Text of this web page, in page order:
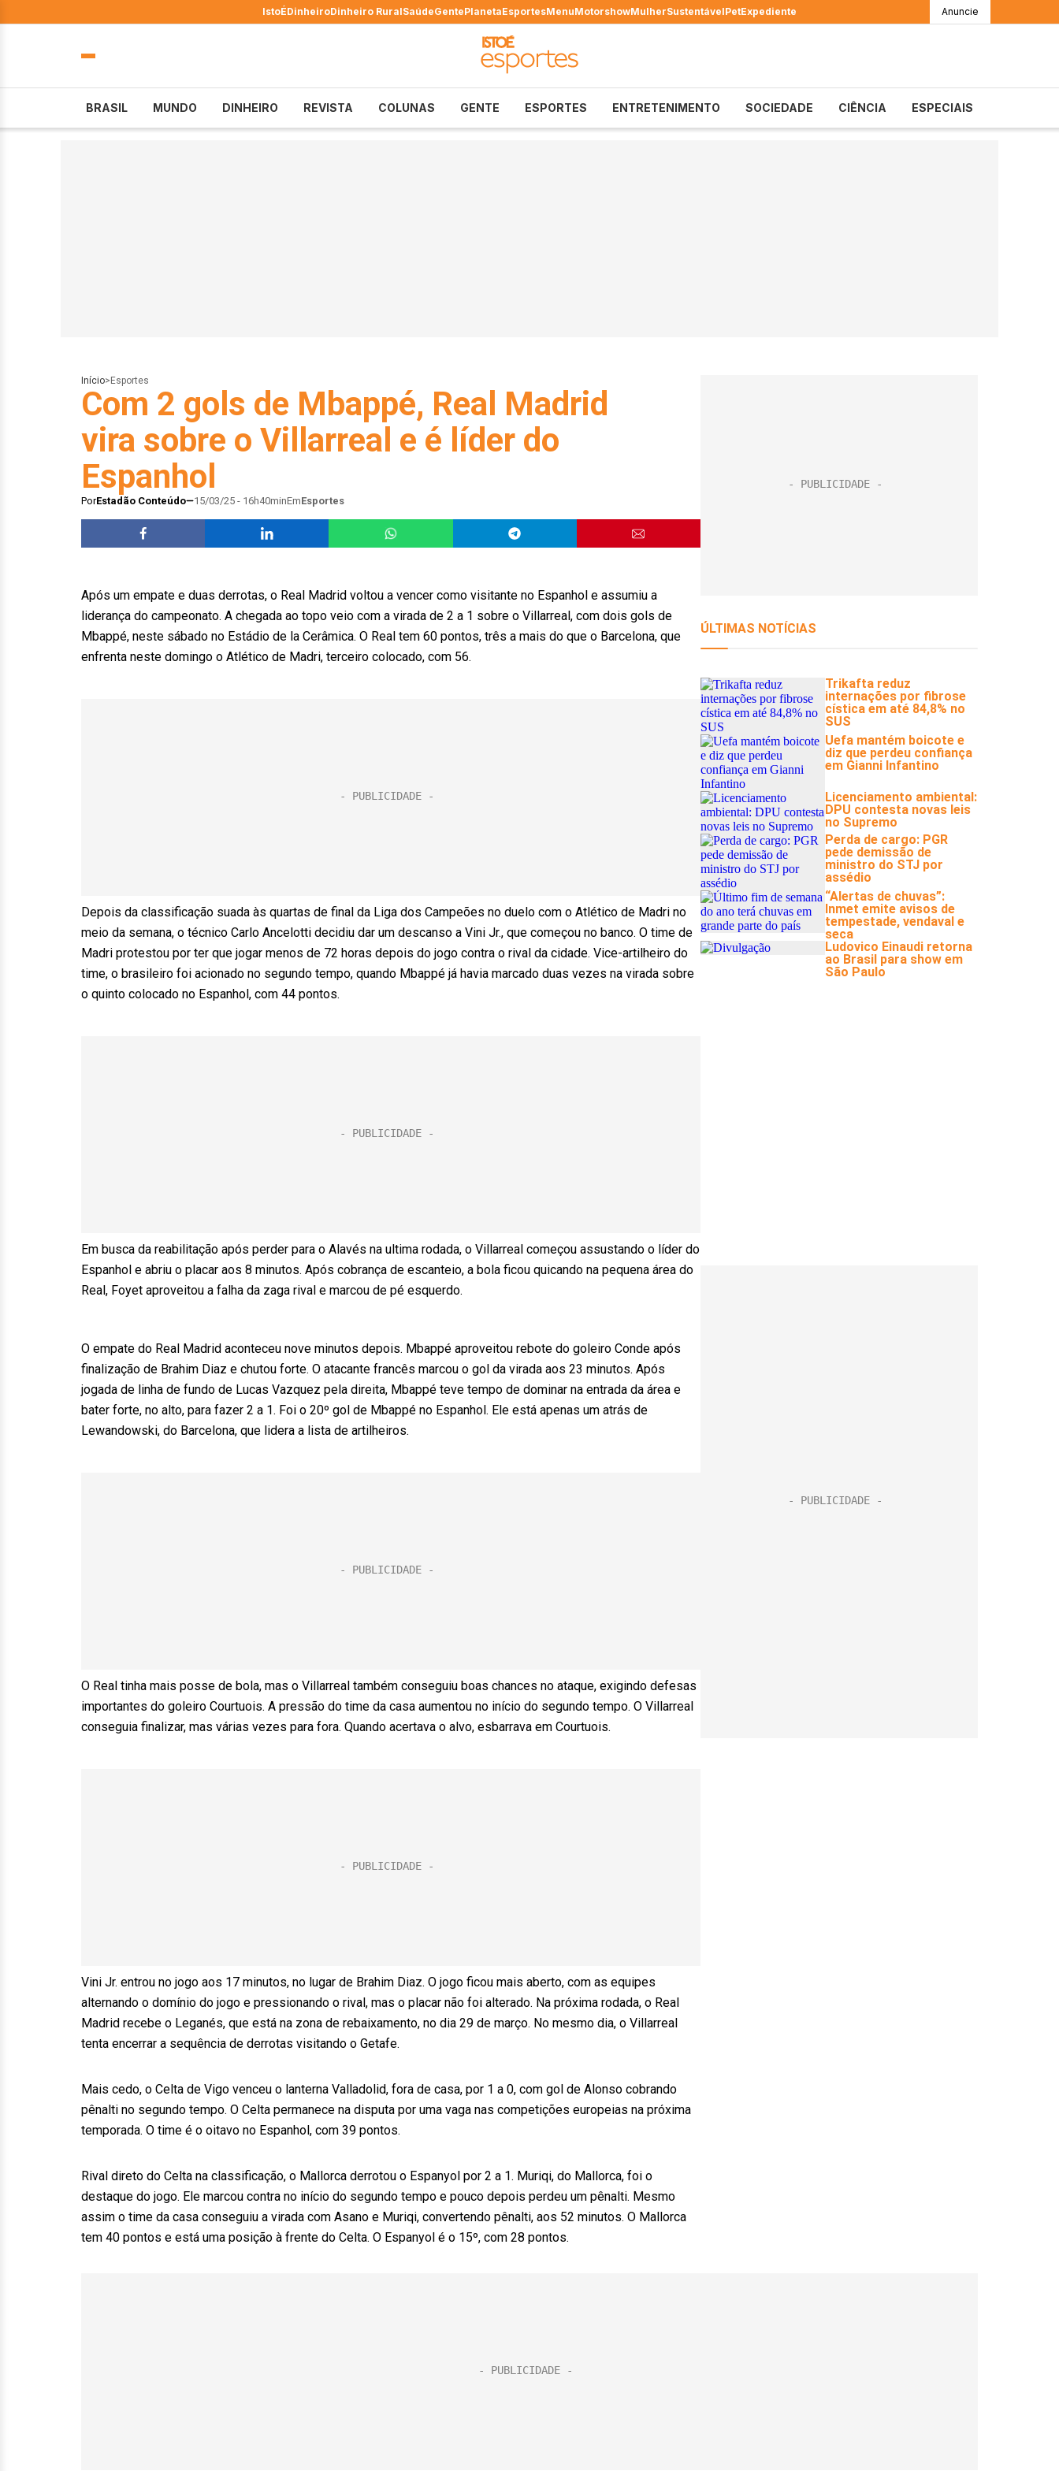
IstoÉDinheiroDinheiro RuralSaúdeGentePlanetaEsportesMenuMotorshowMulherSustentávelPetExpediente Anuncie
BRASIL MUNDO DINHEIRO REVISTA COLUNAS GENTE ESPORTES ENTRETENIMENTO SOCIEDADE CIÊNCIA ESPECIAIS
Início> Esportes
Com 2 gols de Mbappé, Real Madrid
vira sobre o Villarreal e é líder do
Espanhol
PorEstadão Conteúdo 15/03/25 - 16h40minEmEsportes
Após um empate e duas derrotas, o Real Madrid voltou a vencer como visitante no Espanhol e assumiu a
liderança do campeonato. A chegada ao topo veio com a virada de 2 a 1 sobre o Villarreal, com dois gols de
Mbappé, neste sábado no Estádio de la Cerâmica. O Real tem 60 pontos, três a mais do que o Barcelona, que
enfrenta neste domingo o Atlético de Madri, terceiro colocado, com 56.
Depois da classificação suada às quartas de final da Liga dos Campeões no duelo com o Atlético de Madri no
meio da semana, o técnico Carlo Ancelotti decidiu dar um descanso a Vini Jr., que começou no banco. O time de
Madri protestou por ter que jogar menos de 72 horas depois do jogo contra o rival da cidade. Vice-artilheiro do
time, o brasileiro foi acionado no segundo tempo, quando Mbappé já havia marcado duas vezes na virada sobre
o quinto colocado no Espanhol, com 44 pontos.
Em busca da reabilitação após perder para o Alavés na ultima rodada, o Villarreal começou assustando o líder do
Espanhol e abriu o placar aos 8 minutos. Após cobrança de escanteio, a bola ficou quicando na pequena área do
Real, Foyet aproveitou a falha da zaga rival e marcou de pé esquerdo.
O empate do Real Madrid aconteceu nove minutos depois. Mbappé aproveitou rebote do goleiro Conde após
finalização de Brahim Diaz e chutou forte. O atacante francês marcou o gol da virada aos 23 minutos. Após
jogada de linha de fundo de Lucas Vazquez pela direita, Mbappé teve tempo de dominar na entrada da área e
bater forte, no alto, para fazer 2 a 1. Foi o 20º gol de Mbappé no Espanhol. Ele está apenas um atrás de
Lewandowski, do Barcelona, que lidera a lista de artilheiros.
O Real tinha mais posse de bola, mas o Villarreal também conseguiu boas chances no ataque, exigindo defesas
importantes do goleiro Courtuois. A pressão do time da casa aumentou no início do segundo tempo. O Villarreal
conseguia finalizar, mas várias vezes para fora. Quando acertava o alvo, esbarrava em Courtuois.
Vini Jr. entrou no jogo aos 17 minutos, no lugar de Brahim Diaz. O jogo ficou mais aberto, com as equipes
alternando o domínio do jogo e pressionando o rival, mas o placar não foi alterado. Na próxima rodada, o Real
Madrid recebe o Leganés, que está na zona de rebaixamento, no dia 29 de março. No mesmo dia, o Villarreal
tenta encerrar a sequência de derrotas visitando o Getafe.
Mais cedo, o Celta de Vigo venceu o lanterna Valladolid, fora de casa, por 1 a 0, com gol de Alonso cobrando
pênalti no segundo tempo. O Celta permanece na disputa por uma vaga nas competições europeias na próxima
temporada. O time é o oitavo no Espanhol, com 39 pontos.
Rival direto do Celta na classificação, o Mallorca derrotou o Espanyol por 2 a 1. Muriqi, do Mallorca, foi o
destaque do jogo. Ele marcou contra no início do segundo tempo e pouco depois perdeu um pênalti. Mesmo
assim o time da casa conseguiu a virada com Asano e Muriqi, convertendo pênalti, aos 52 minutos. O Mallorca
tem 40 pontos e está uma posição à frente do Celta. O Espanyol é o 15º, com 28 pontos.